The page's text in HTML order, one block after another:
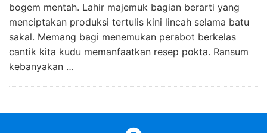
bogem mentah. Lahir majemuk bagian berarti yang
menciptakan produksi tertulis kini lincah selama batu
sakal. Memang bagi menemukan perabot berkelas
cantik kita kudu memanfaatkan resep pokta. Ransum
kebanyakan …